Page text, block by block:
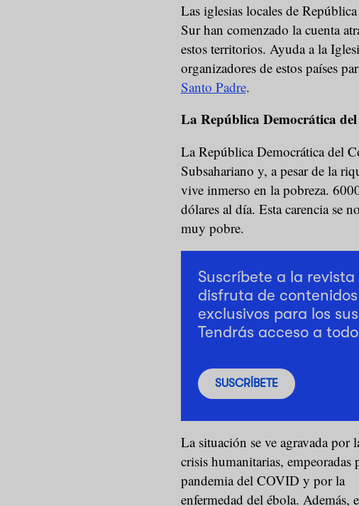
Las iglesias locales de
Sur han comenzado la cuenta
estos territorios. Ayuda a la
organizadores de estos países
Santo Padre.
La República Democrática
La República Democrática del
Subsahariano y, a pesar de la
vive inmerso en la pobreza.
dólares al día. Esta carencia se
muy pobre.
Suscríbete a la revista
disfruta de contenidos
exclusivos para los
Tendrás acceso a
SUSCRÍBETE
La situación se ve agravada por
crisis humanitarias, empeoradas
pandemia del COVID y por la
enfermedad del ébola. Además,